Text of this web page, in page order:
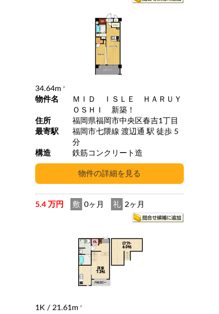
34.64m 2
物件名
ＭＩＤ ＩＳＬＥ ＨＡＲＵＹ
ＯＳＨＩ 新築！
住所
福岡県福岡市中央区春吉1丁目
最寄駅
福岡市七隈線 渡辺通 駅 徒歩 5
分
構造
鉄筋コンクリート造
5.4 万円 敷 0ヶ月 礼 2ヶ月
1K / 21.61m 2